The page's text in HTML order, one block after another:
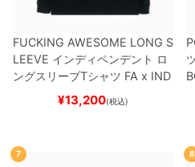
FUCKING AWESOME LONG S
LEEVE インディペンデント ロ
ングスリーブTシャツ FA x IND
EPENDENTHOSTAGE
スケートボード スケボー
¥13,200(税込)
7 8